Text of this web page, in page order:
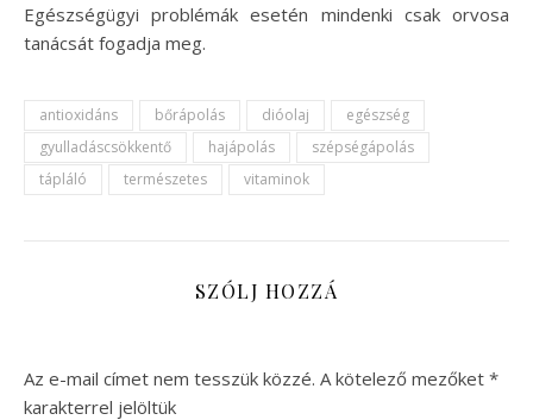
Egészségügyi problémák esetén mindenki csak orvosa
tanácsát fogadja meg.
antioxidáns bőrápolás dióolaj
egészség
gyulladáscsökkentő
hajápolás
szépségápolás
tápláló
természetes vitaminok
SZÓLJ HOZZÁ
Az e-mail címet nem tesszük közzé. A kötelező mezőket *
karakterrel jelöltük